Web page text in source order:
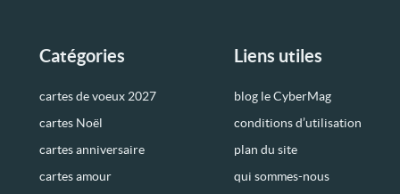
Catégories
cartes de voeux 2027
cartes Noël
cartes anniversaire
cartes amour
Liens utiles
blog le CyberMag
conditions d’utilisation
plan du site
qui sommes-nous